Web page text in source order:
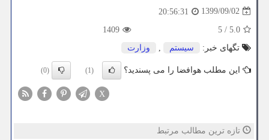
1399/09/02
20:56:31
5.0
/
5
1409
تگهای خبر:
سیستم , وزارت
این مطلب هوافضا را می پسندید؟ (1)
(0)
X
تازه ترین مطالب مرتبط